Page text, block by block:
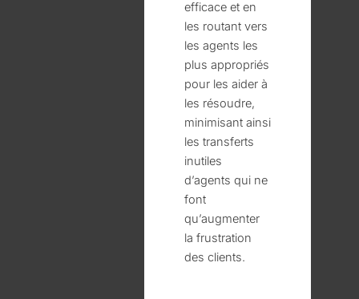
efficace et en
les routant vers
les agents les
plus appropriés
pour les aider à
les résoudre,
minimisant ainsi
les transferts
inutiles
d’agents qui ne
font
qu’augmenter
la frustration
des clients.